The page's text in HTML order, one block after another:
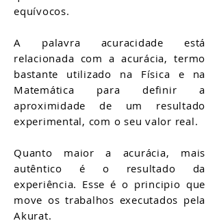
equívocos.
A palavra acuracidade está
relacionada com a acurácia, termo
bastante utilizado na Física e na
Matemática para definir a
aproximidade de um resultado
experimental, com o seu valor real.
Quanto maior a acurácia, mais
autêntico é o resultado da
experiência. Esse é o principio que
move os trabalhos executados pela
Akurat.